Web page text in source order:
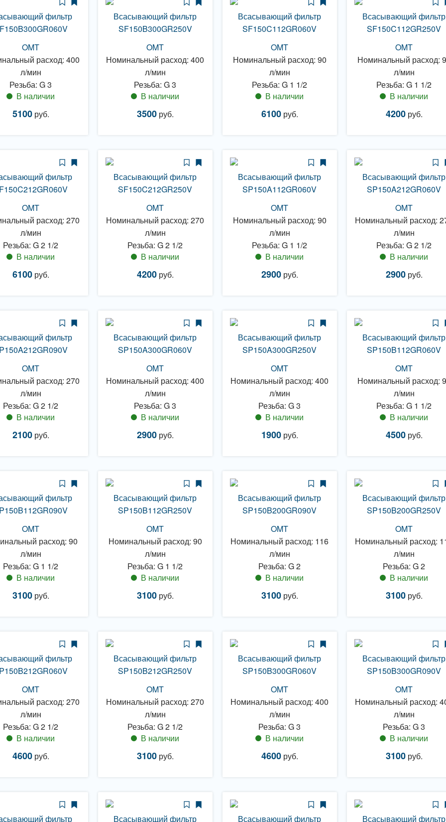
фильтр
OMT
расход: 400
л/мин
Резьба: G 3
В наличии
5100руб.
Всасывающий фильтр
SF150B300GR250V
OMT
Номинальный расход: 400
л/мин
Резьба: G 3
В наличии
3500руб.
Всасывающий фильтр
SF150C112GR060V
OMT
Номинальный расход: 90
л/мин
Резьба: G 1 1/2
В наличии
6100руб.
Всасывающий фильтр
SF150C112GR250V
OMT
Номинальный расход:
л/мин
Резьба: G 1 1/2
В наличии
4200руб.
фильтр
OMT
расход: 270
л/мин
Резьба: G 2 1/2
В наличии
6100руб.
Всасывающий фильтр
SF150C212GR250V
OMT
Номинальный расход: 270
л/мин
Резьба: G 2 1/2
В наличии
4200руб.
Всасывающий фильтр
SP150A112GR060V
OMT
Номинальный расход: 90
л/мин
Резьба: G 1 1/2
В наличии
2900руб.
Всасывающий фильтр
SP150A212GR060V
OMT
Номинальный расход:
л/мин
Резьба: G 2 1/2
В наличии
2900руб.
фильтр
OMT
расход: 270
л/мин
Резьба: G 2 1/2
В наличии
2100руб.
Всасывающий фильтр
SP150A300GR060V
OMT
Номинальный расход: 400
л/мин
Резьба: G 3
В наличии
2900руб.
Всасывающий фильтр
SP150A300GR250V
OMT
Номинальный расход: 400
л/мин
Резьба: G 3
В наличии
1900руб.
Всасывающий фильтр
SP150B112GR060V
OMT
Номинальный расход:
л/мин
Резьба: G 1 1/2
В наличии
4500руб.
фильтр
OMT
расход: 90
л/мин
Резьба: G 1 1/2
В наличии
3100руб.
Всасывающий фильтр
SP150B112GR250V
OMT
Номинальный расход: 90
л/мин
Резьба: G 1 1/2
В наличии
3100руб.
Всасывающий фильтр
SP150B200GR090V
OMT
Номинальный расход: 116
л/мин
Резьба: G 2
В наличии
3100руб.
Всасывающий фильтр
SP150B200GR250V
OMT
Номинальный расход:
л/мин
Резьба: G 2
В наличии
3100руб.
фильтр
OMT
расход: 270
л/мин
Резьба: G 2 1/2
В наличии
4600руб.
Всасывающий фильтр
SP150B212GR250V
OMT
Номинальный расход: 270
л/мин
Резьба: G 2 1/2
В наличии
3100руб.
Всасывающий фильтр
SP150B300GR060V
OMT
Номинальный расход: 400
л/мин
Резьба: G 3
В наличии
4600руб.
Всасывающий фильтр
SP150B300GR090V
OMT
Номинальный расход:
л/мин
Резьба: G 3
В наличии
3100руб.
фильтр Всасывающий фильтр Всасывающий фильтр Всасывающий фильтр